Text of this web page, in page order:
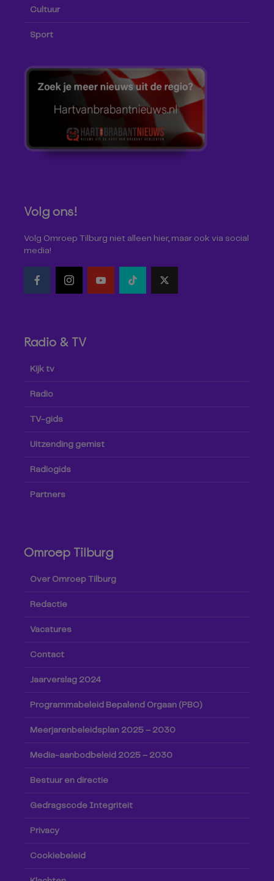
Cultuur
Sport
Volg ons!
Volg Omroep Tilburg niet alleen hier, maar ook via social
media!
Radio & TV
Kijk tv
Radio
TV-gids
Uitzending gemist
Radiogids
Partners
Omroep Tilburg
Over Omroep Tilburg
Redactie
Vacatures
Contact
Jaarverslag 2024
Programmabeleid Bepalend Orgaan (PBO)
Meerjarenbeleidsplan 2025 – 2030
Media-aanbodbeleid 2025 – 2030
Bestuur en directie
Gedragscode Integriteit
Privacy
Cookiebeleid